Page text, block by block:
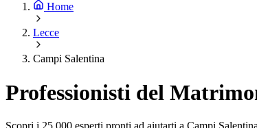
Home
Lecce
Campi Salentina
Professionisti del